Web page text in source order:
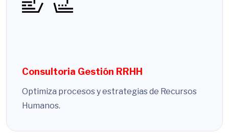
Consultoria Gestión RRHH
Optimiza procesos y estrategias de Recursos
Humanos.